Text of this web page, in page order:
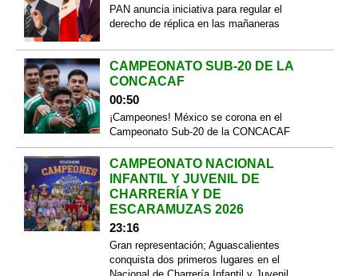
PAN anuncia iniciativa para regular el
derecho de réplica en las mañaneras
CAMPEONATO SUB-20 DE LA
CONCACAF
00:50
¡Campeones! México se corona en el
Campeonato Sub-20 de la CONCACAF
CAMPEONATO NACIONAL
INFANTIL Y JUVENIL DE
CHARRERÍA Y DE
ESCARAMUZAS 2026
23:16
Gran representación; Aguascalientes
conquista dos primeros lugares en el